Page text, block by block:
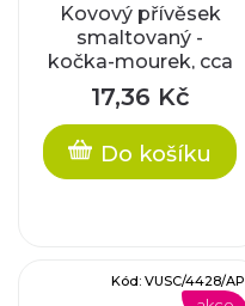
Kovový přívěsek
smaltovaný -
kočka-mourek, cca
30 x 15 mm
17,36 Kč
Do košíku
Kód: VUSC/4428/AP